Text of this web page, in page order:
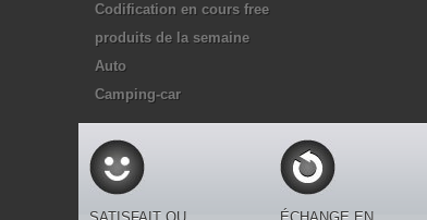
Codification en cours free
produits de la semaine
Auto
Camping-car